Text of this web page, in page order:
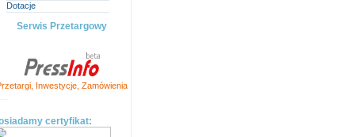
Dotacje
Serwis Przetargowy
, Inwestycje, Zamówienia
certyfikat: